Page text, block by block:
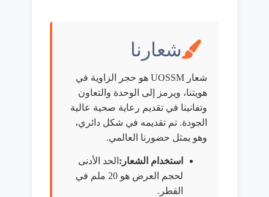
شعارنا
شعار UOSSM هو حجر الزاوية في
هويتنا، ويرمز إلى الوحدة والتعاون
وتفانينا في تقديم رعاية صحية عالية
الجودة. تم تقديمه في شكل دائري،
وهو يمثل حضورنا العالمي.
استخدام الشعار: الحد الأدنى
لحجم العرض هو 20 ملم في
القطر.